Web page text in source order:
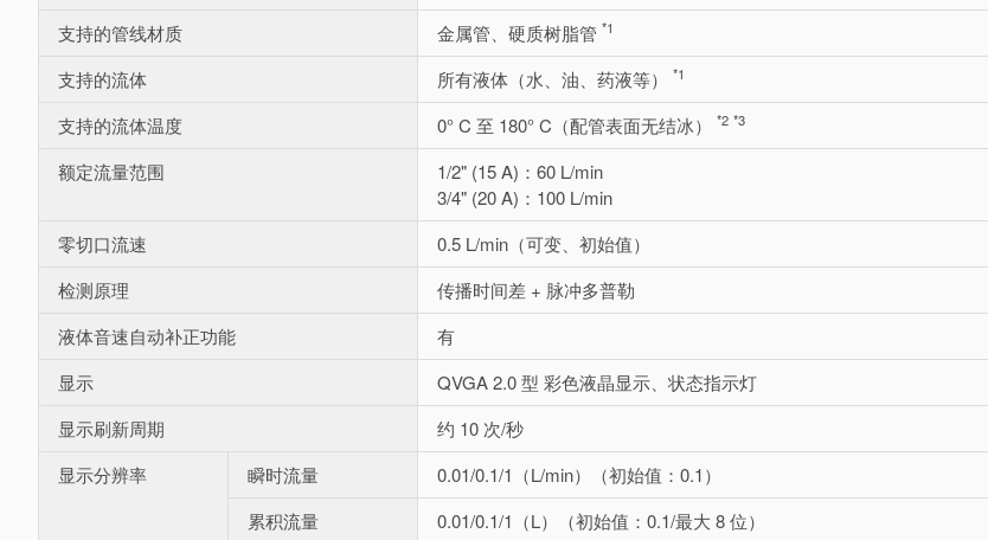
支持的管线材质
金属管、硬质树脂管 *1
支持的流体 所有液体（水、油、药液等） *1
支持的流体温度 0° C 至 180° C（配管表面无结冰） *2 *3
额定流量范围
1/2" (15 A)：60 L/min
3/4" (20 A)：100 L/min
零切口流速
0.5 L/min（可变、初始值）
检测原理
传播时间差 + 脉冲多普勒
液体音速自动补正功能
有
显示
QVGA 2.0 型 彩色液晶显示、状态指示灯
显示刷新周期
约 10 次/秒
显示分辨率
瞬时流量
0.01/0.1/1（L/min）（初始值：0.1）
累积流量
0.01/0.1/1（L）（初始值：0.1/最大 8 位）